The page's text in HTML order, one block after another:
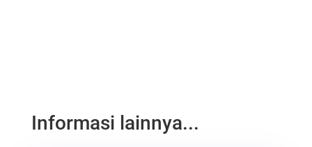
Informasi lainnya...